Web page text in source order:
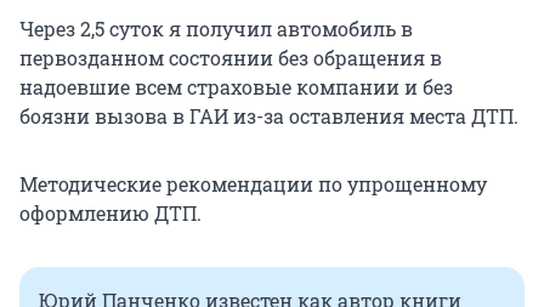
Через 2,5 суток я получил автомобиль в
первозданном состоянии без обращения в
надоевшие всем страховые компании и без
боязни вызова в ГАИ из-за оставления места ДТП.
Методические рекомендации по упрощенному
оформлению ДТП.
Юрий Панченко известен как автор книги